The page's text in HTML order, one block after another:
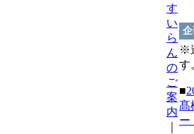
※
す
■
髙
ー
す
い
ら
ん
の
ご
案
内